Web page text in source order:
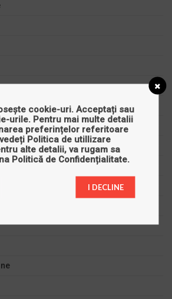
cookie-uri. Acceptați sau
urile. Pentru mai multe detalii
preferințelor referitoare
Politica de utillizare
alte detalii, va rugam sa
Politică de Confidențialitate.
I DECLINE